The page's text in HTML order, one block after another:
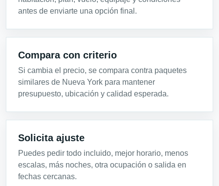
antes de enviarte una opción final.
Compara con criterio
Si cambia el precio, se compara contra paquetes
similares de Nueva York para mantener
presupuesto, ubicación y calidad esperada.
Solicita ajuste
Puedes pedir todo incluido, mejor horario, menos
escalas, más noches, otra ocupación o salida en
fechas cercanas.